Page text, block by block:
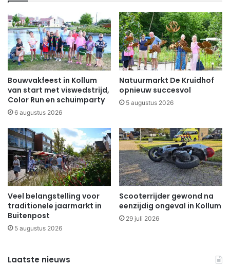
Bouwvakfeest in Kollum
van start met viswedstrijd,
Color Run en schuimparty
6 augustus 2026
Natuurmarkt De Kruidhof
opnieuw succesvol
5 augustus 2026
Veel belangstelling voor
traditionele jaarmarkt in
Buitenpost
5 augustus 2026
Scooterrijder gewond na
eenzijdig ongeval in Kollum
29 juli 2026
Laatste nieuws